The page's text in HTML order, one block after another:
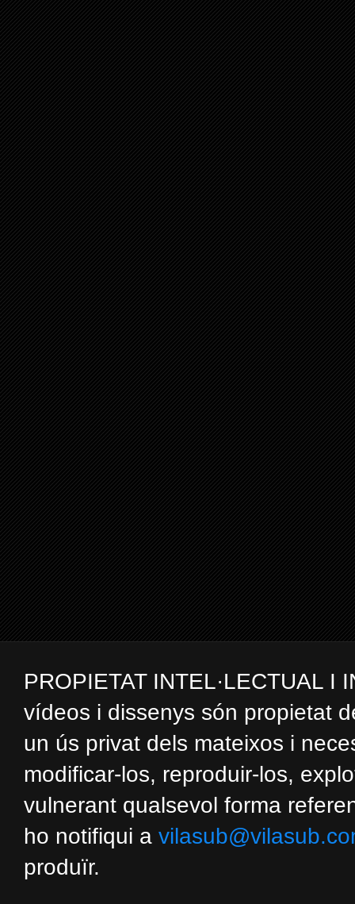
PROPIETAT INTEL·LECTUAL
vídeos i dissenys són propietat
un ús privat dels mateixos i
modificar-los, reproduir-los,
vulnerant qualsevol forma
ho notifiqui a
produïr.